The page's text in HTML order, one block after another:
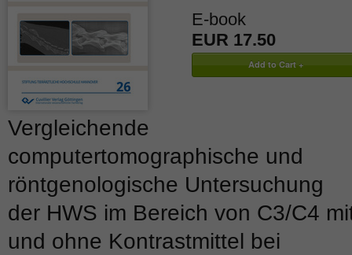
E-book
EUR 17.50
Vergleichende
computertomographische und
röntgenologische Untersuchung
der HWS im Bereich von C3/C4
und ohne Kontrastmittel bei